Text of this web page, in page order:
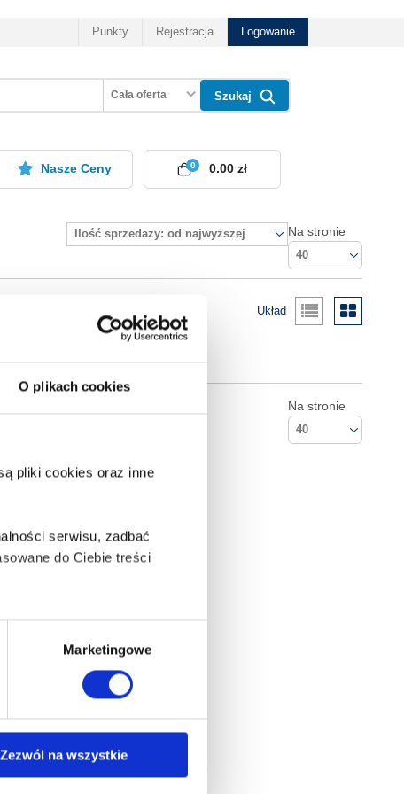
O plikach cookies
pliki cookies oraz inne
serwisu, zadbać
do Ciebie treści
także takie, które wymagają
Marketingowe
Zezwól na wszystkie
Punkty Rejestracja Logowanie
Cała oferta Szukaj
Nasze Ceny 0
0.00 zł
Ilość sprzedaży: od najwyższej Na stronie
40
Układ
Na stronie
40
Kontakt